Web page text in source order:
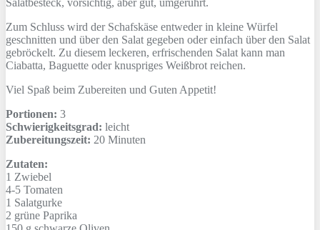
Zum Schluss wird der Schafskäse entweder in kleine Würfel
geschnitten und über den Salat gegeben oder einfach über den Salat
gebröckelt. Zu diesem leckeren, erfrischenden Salat kann man
Ciabatta, Baguette oder knuspriges Weißbrot reichen.
Viel Spaß beim Zubereiten und Guten Appetit!
Portionen: 3
Schwierigkeitsgrad: leicht
Zubereitungszeit: 20 Minuten
Zutaten:
1 Zwiebel
4-5 Tomaten
1 Salatgurke
2 grüne Paprika